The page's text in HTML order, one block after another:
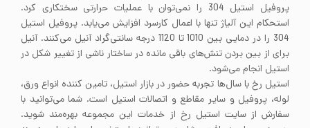
پروفیل استیل 304 را نمی‌توان با عملیات حرارتی سختکاری کرد.
استحکام این آلیاژ تنها با اعمال کارسرد افزایش می‌یابد. پروفیل استیل
304 را در دمایی بین 1010 تا 1120 درجه سانتی‌گراد آنیل می‌کنند. آنیل
برای از بین بردن تنش‌های باقی مانده در ساختار ناشی از تغییر شکل در
استیل انجام می‌شود.
استیل رخ با سال‌ها تجربه حضور در بازار استیل، تامین کننده انواع ورق،
لوله، پروفیل و سایر مقاطع و اتصالات استیل است. شما می‌توانید با
سفارش از سایت استیل رخ از خدمات این مجموعه بهره‌مند شوید.